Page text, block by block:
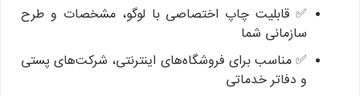
✅ قابلیت چاپ اختصاصی با لوگو، مشخصات و طرح
سازمانی شما
✅ مناسب برای فروشگاه‌های اینترنتی، شرکت‌های پستی
و دفاتر خدماتی